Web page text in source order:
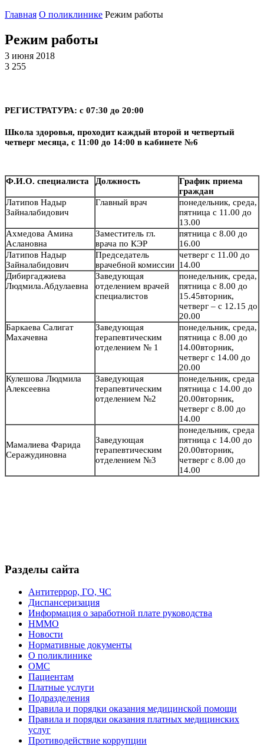
Главная О поликлинике Режим работы
Режим работы
3 июня 2018
3 255
РЕГИСТРАТУРА: с 07:30 до 20:00
Школа здоровья, проходит каждый второй и четвертый
четверг месяца, с 11:00 до 14:00 в кабинете №6
Ф.И.О. специалиста Должность
График приема
граждан
Латипов Надыр
Зайналабидович
Главный врач
понедельник, среда,
пятница с 11.00 до
13.00
Ахмедова Амина
Аслановна
Заместитель гл.
врача по КЭР
пятница с 8.00 до
16.00
Латипов Надыр
Зайналабидович
Председатель
врачебной комиссии
четверг с 11.00 до
14.00
Дибиргаджиева
Людмила.Абдулаевна
Заведующая
отделением врачей
специалистов
понедельник, среда,
пятница с 8.00 до
15.45вторник,
четверг – с 12.15 до
20.00
Баркаева Салигат
Махачевна
Заведующая
терапевтическим
отделением № 1
понедельник, среда,
пятница с 8.00 до
14.00вторник,
четверг с 14.00 до
20.00
Кулешова Людмила
Алексеевна
Заведующая
терапевтическим
отделением №2
понедельник, среда
пятница с 14.00 до
20.00вторник,
четверг с 8.00 до
14.00
Мамалиева Фарида
Серажудиновна
Заведующая
терапевтическим
отделением №3
понедельник, среда
пятница с 14.00 до
20.00вторник,
четверг с 8.00 до
14.00
Разделы сайта
Антитеррор, ГО, ЧС
Диспансеризация
Информация о заработной плате руководства
НММО
Новости
Нормативные документы
О поликлинике
ОМС
Пациентам
Платные услуги
Подразделения
Правила и порядки оказания медицинской помощи
Правила и порядки оказания платных медицинских
услуг
Противодействие коррупции